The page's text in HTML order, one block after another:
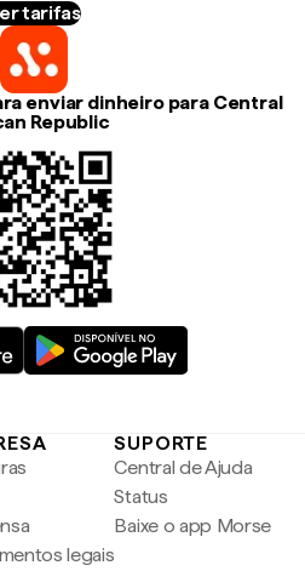
tarifas
enviar dinheiro para Central
Republic
legais
SUPORTE
Central de Ajuda
Status
Baixe o app Morse